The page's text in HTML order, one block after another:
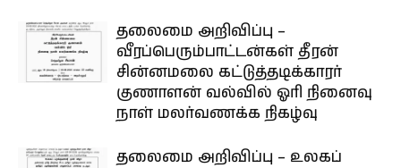
தலைமை அறிவிப்பு –
வீரப்பெரும்பாட்டன்கள் தீரன்
சின்னமலை கட்டுத்தடிக்காரர்
குணாளன் வல்வில் ஓரி நினைவு
நாள் மலர்வணக்க நிகழ்வு
தலைமை அறிவிப்பு – உலகப்